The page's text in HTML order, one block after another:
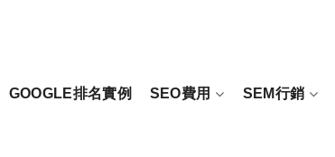
GOOGLE排名實例 SEO費用 SEM行銷